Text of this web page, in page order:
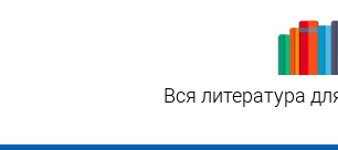
Вся литература